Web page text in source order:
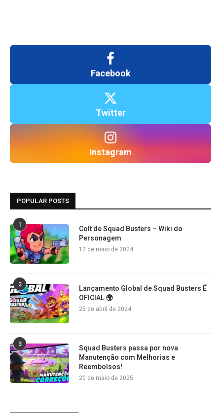
Facebook
Twitter
Instagram
POPULAR POSTS
1
Colt de Squad Busters – Wiki do
Personagem
12 de maio de 2024
2
Lançamento Global de Squad Busters É
OFICIAL 🌍
25 de abril de 2024
3
Squad Busters passa por nova
Manutenção com Melhorias e
Reembolsos!
20 de maio de 2025